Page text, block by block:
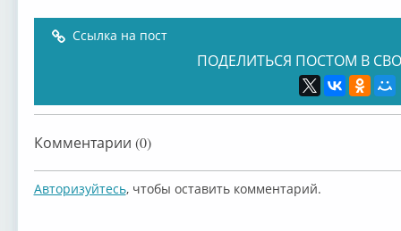
Ссылка на пост
ПОДЕЛИТЬСЯ ПОСТОМ В
Комментарии (0)
Авторизуйтесь, чтобы оставить комментарий.